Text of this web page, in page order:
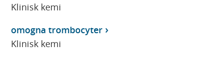
Klinisk kemi
omogna trombocyter
Klinisk kemi